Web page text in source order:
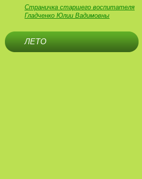
Страничка старшего воспитателя
Гладченко Юлии Вадимовны
ЛЕТО